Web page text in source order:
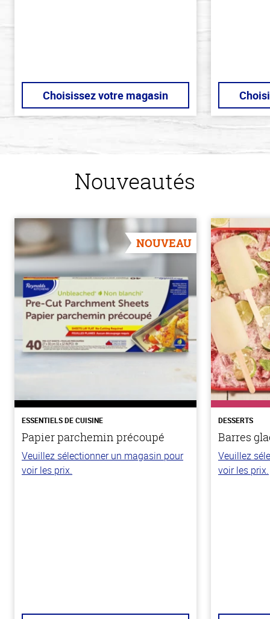
Choisissez votre magasin
Nouveautés
NOUVEAU
ESSENTIELS DE CUISINE
Papier parchemin précoupé
Veuillez sélectionner un magasin pour
voir les prix.
DESSERTS
Barres
Veuillez
voir les prix.